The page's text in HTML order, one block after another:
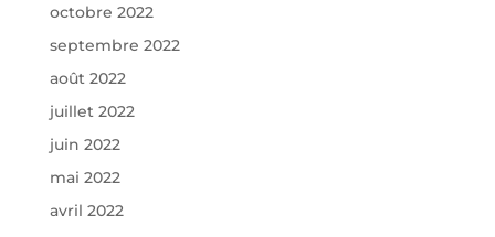
octobre 2022
septembre 2022
août 2022
juillet 2022
juin 2022
mai 2022
avril 2022